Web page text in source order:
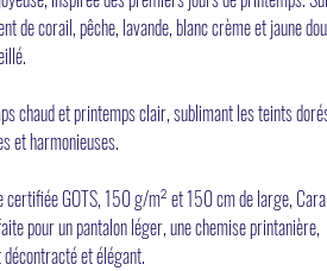
de corail, pêche, lavande, blanc crème et jaune
chaud et printemps clair, sublimant les teints
et harmonieuses.
certifiée GOTS, 150 g/m² et 150 cm de large, Cara
pour un pantalon léger, une chemise printanière,
et élégant.